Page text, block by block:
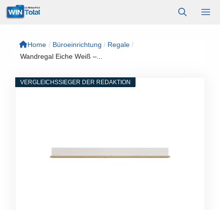
Zum
Inhalt
Home / Büroeinrichtung / Regale /
Wandregal Eiche Weiß –...
VERGLEICHSSIEGER DER REDAKTION